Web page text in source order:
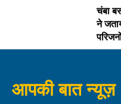
चंबा
ने
आपकी बात न्यूज़